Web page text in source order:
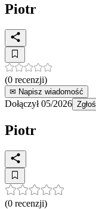
Piotr
(0 recenzji)
✉ Napisz wiadomość
Dołączył05/2026 Zgłoś
Piotr
(0 recenzji)